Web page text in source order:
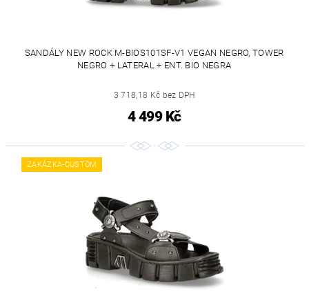
SANDÁLY NEW ROCK M-BIOS101SF-V1 VEGAN NEGRO, TOWER
NEGRO + LATERAL + ENT. BIO NEGRA
3 718,18 Kč bez DPH
4 499 Kč
ZAKÁZKA-CUSTOM